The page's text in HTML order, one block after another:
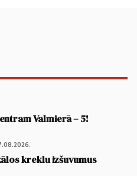
Valmierā – 5!
kreklu izšuvumus